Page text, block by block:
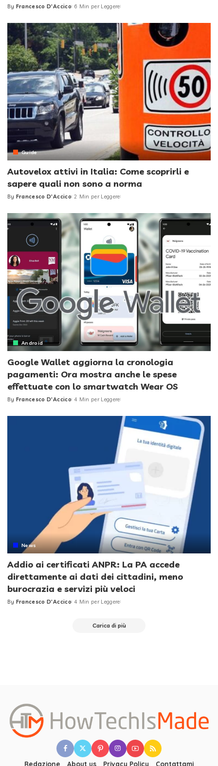
Posted
By Francesco D'Accico 6 Min per Leggere
Guide
Autovelox attivi in Italia: Come scoprirli e
sapere quali non sono a norma
Posted
By Francesco D'Accico 2 Min per Leggere
Android
Google Wallet aggiorna la cronologia
pagamenti: Ora mostra anche le spese
effettuate con lo smartwatch Wear OS
Posted
By Francesco D'Accico 4 Min per Leggere
News
Addio ai certificati ANPR: La PA accede
direttamente ai dati dei cittadini, meno
burocrazia e servizi più veloci
Posted
By Francesco D'Accico 4 Min per Leggere
Carica di più
Redazione About us Privacy Policy Contattami